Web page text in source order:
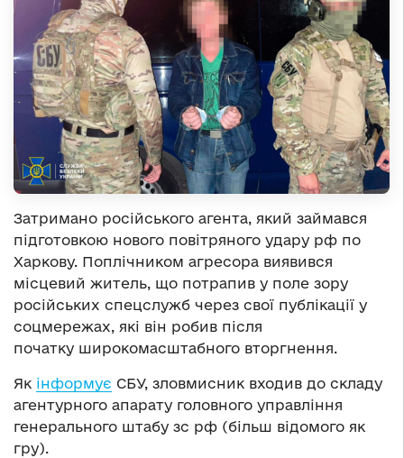
Затримано російського агента, який займався
підготовкою нового повітряного удару рф по
Харкову. Поплічником агресора виявився
місцевий житель, що потрапив у поле зору
російських спецслужб через свої публікації у
соцмережах, які він робив після
початку широкомасштабного вторгнення.
Як інформує СБУ, зловмисник входив до складу
агентурного апарату головного управління
генерального штабу зс рф (більш відомого як
гру).